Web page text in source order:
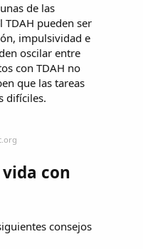
de las
TDAH pueden ser
impulsividad e
oscilar entre
con TDAH no
que las tareas
difíciles.
con
consejos